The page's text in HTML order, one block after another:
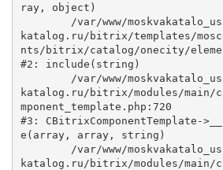
ray, object)
katalog.ru/bitrix/templates/
nts/bitrix/catalog/onecity/
#2: include(string)
katalog.ru/bitrix/modules/main/
mponent_template.php:720
#3: CBitrixComponentTemplate-
e(array, array, string)
katalog.ru/bitrix/modules/main/